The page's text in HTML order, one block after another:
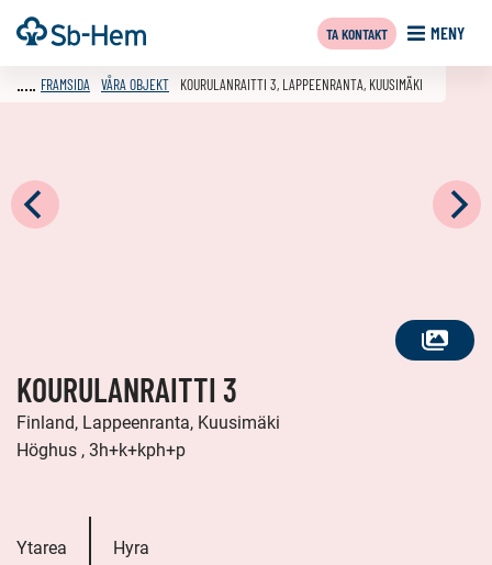
Till
innehållet
Framsida MENY
TA KONTAKT
SE
FRAMSIDA VÅRA OBJEKT KOURULANRAITTI 3, LAPPEENRANTA, KUUSIMÄKI
KOURULANRAITTI 3
Finland, Lappeenranta, Kuusimäki
Höghus , 3h+k+kph+p
Ytarea Hyra